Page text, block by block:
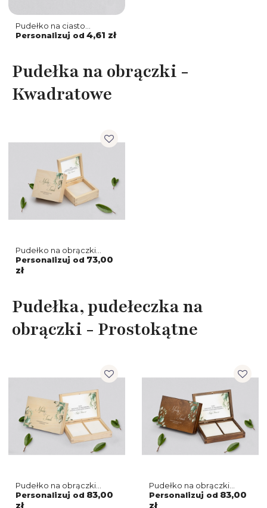
Pudełko na ciasto
weselne About You -
Motyw 1
Personalizuj od 4,61 zł
Pudełka na obrączki -
Kwadratowe
Pudełko na obrączki
naturalne - About You
Motyw 1
Personalizuj od 73,00
zł
Pudełka, pudełeczka na
obrączki - Prostokątne
Pudełko na obrączki
prostokątne naturalne -
About You Motyw 1
Personalizuj od 83,00
zł
Pudełko na obrączki
prostokątne brązowe -
About You Motyw 1
Personalizuj od 83,00
zł